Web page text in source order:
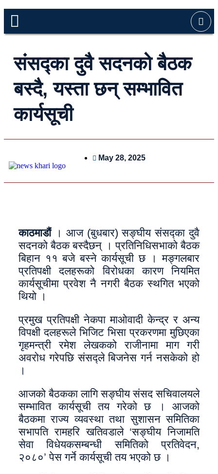
संसद्का दुवै सदनको बैठक
बस्दै, यस्ता छन् सम्भावित
कार्यसूची
May 28, 2025
काठमाडौं । आज (बुधबार) सङ्घीय संसद्का दुवै
सदनको बैठक बस्दैछन् । प्रतिनिधिसभाको बैठक
बिहान ११ बजे बस्ने कार्यसूची छ । मङ्गलबार
प्रतिपक्षी दलहरूको विरोधका कारण नियमित
कार्यसूचीमा प्रवेश नै नगरी बैठक स्थगित भएको
थियो ।
प्रमुख प्रतिपक्षी नेकपा माओवादी केन्द्र र अन्य
विपक्षी दलहरूले भिजिट भिसा प्रकरणमा मुछिएका
गृहमन्त्री रमेश लेखकको राजीनामा माग गरी
अवरोध गरेपछि संसद्ले बिजनेस गर्न नसकेको हो
।
आजको बैठकका लागि सङ्घीय संसद सचिवालयले
सम्भावित कार्यसूची तय गरेको छ । आजको
बैठकमा राज्य व्यवस्था तथा सुशासन समितिका
सभापति रामहरि खतिवडाले ‘सङ्घीय निजामति
सेवा विधेयकसम्बन्धी समितिको प्रतिवेदन,
२०८०’ पेस गर्ने कार्यसूची तय भएको छ ।